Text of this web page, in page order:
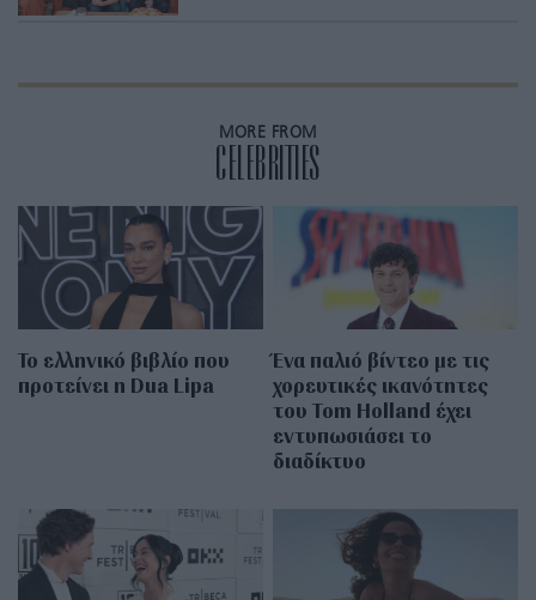
MORE FROM
CELEBRITIES
Το ελληνικό βιβλίο που
προτείνει η Dua Lipa
Ένα παλιό βίντεο με τις
χορευτικές ικανότητες
του Tom Holland έχει
εντυπωσιάσει το
διαδίκτυο